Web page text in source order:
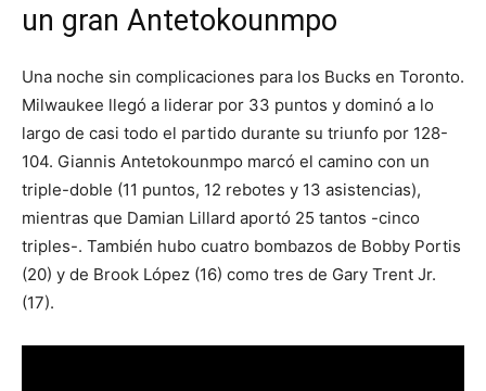
un gran Antetokounmpo
Una noche sin complicaciones para los Bucks en Toronto.
Milwaukee llegó a liderar por 33 puntos y dominó a lo
largo de casi todo el partido durante su triunfo por 128-
104. Giannis Antetokounmpo marcó el camino con un
triple-doble (11 puntos, 12 rebotes y 13 asistencias),
mientras que Damian Lillard aportó 25 tantos -cinco
triples-. También hubo cuatro bombazos de Bobby Portis
(20) y de Brook López (16) como tres de Gary Trent Jr.
(17).